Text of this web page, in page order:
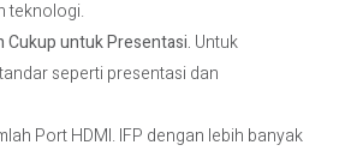
teknologi.
Cukup untuk Presentasi. Untuk
seperti presentasi dan
Port HDMI. IFP dengan lebih banyak